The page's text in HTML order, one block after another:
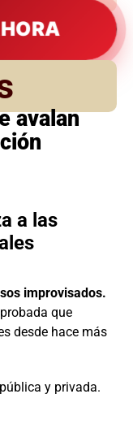
avalan
a las
improvisados.
que
desde hace más
y privada.